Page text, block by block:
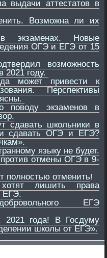
экзаменах. Новые
ОГЭ и ЕГЭ от 15
возможность
обязательного ОГЭ в 2021 году.
может привести к
ясны.
поводу экзаменов в
сдавать школьники в
сдавать ОГЭ и ЕГЭ?
языку не будет.
отмены ОГЭ в 9-
полностью отменить!
права
ЕГЭ.
ЕГЭ
года! В Госдуму
школы от ЕГЭ».